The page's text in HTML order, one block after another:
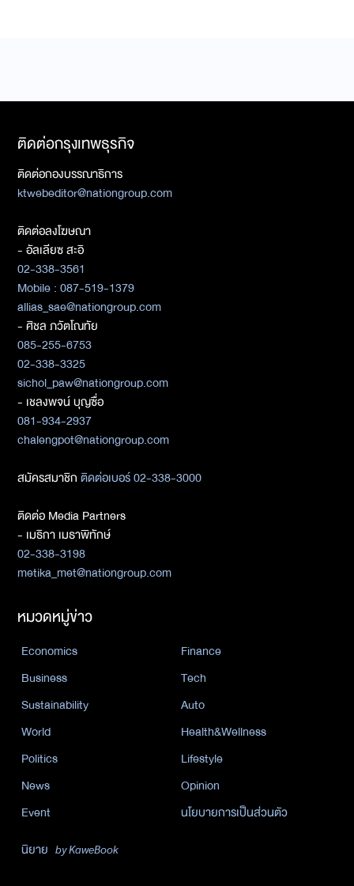
ติดต่อกรุงเทพธุรกิจ
ติดต่อกองบรรณาธิการ
ktwebeditor@nationgroup.com
ติดต่อลงโฆษณา
- อัลเลียซ สะอิ
02-338-3561
Mobile : 087-519-1379
allias_sae@nationgroup.com
- ศิชล ภวัตโณทัย
085-255-6753
02-338-3325
sichol_paw@nationgroup.com
- เชลงพจน์ บุญซื่อ
081-934-2937
chalengpot@nationgroup.com
สมัครสมาชิกติดต่อเบอร์ 02-338-3000
ติดต่อ Media Partners
- เมธิกา เมธาพิทักษ์
02-338-3198
metika_met@nationgroup.com
หมวดหมู่ข่าว
Economics
Finance
Business
Tech
Sustainability
Auto
World
Health&Wellness
Politics
Lifestyle
News
Opinion
Event
นโยบายการเป็นส่วนตัว
นิยาย by KaweBook